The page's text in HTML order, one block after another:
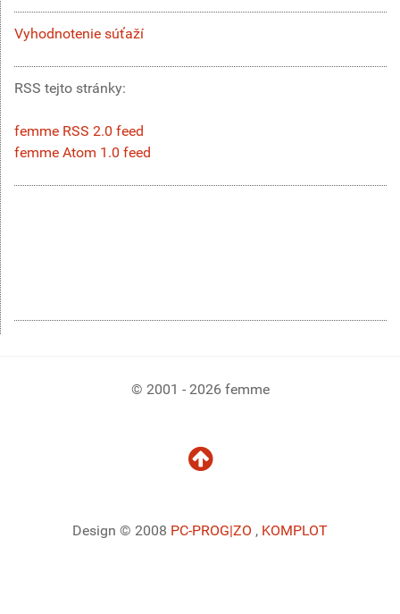
Vyhodnotenie súťaží
RSS tejto stránky:
femme RSS 2.0 feed
femme Atom 1.0 feed
© 2001 - 2026 femme
Design © 2008 PC-PROG|ZO , KOMPLOT